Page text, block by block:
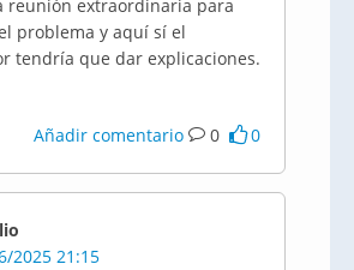
reunión extraordinaria para
problema y aquí sí el
tendría que dar explicaciones.
Añadir comentario 0 0
2025 21:15